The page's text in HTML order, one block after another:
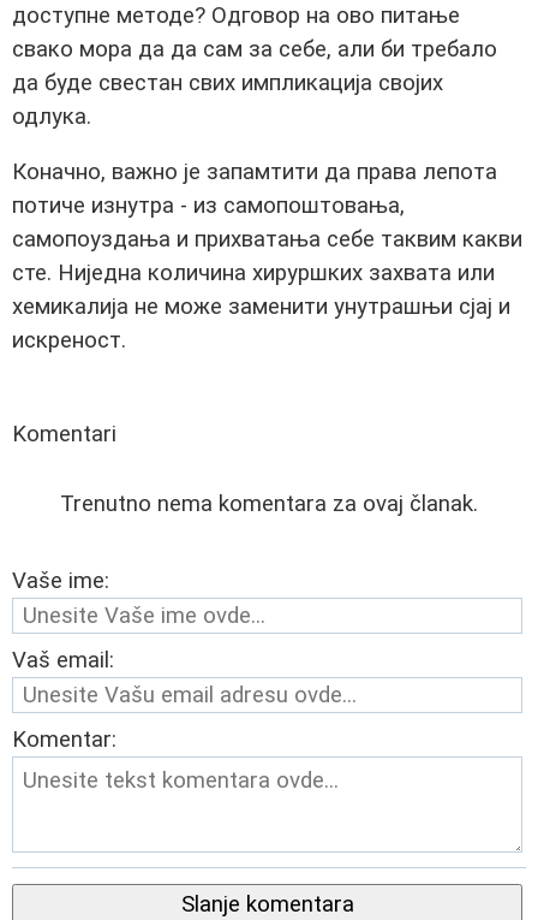
доступне методе? Одговор на ово питање
свако мора да да сам за себе, али би требало
да буде свестан свих импликација својих
одлука.
Коначно, важно је запамтити да права лепота
потиче изнутра - из самопоштовања,
самопоуздања и прихватања себе таквим какви
сте. Ниједна количина хируршких захвата или
хемикалија не може заменити унутрашњи сјај и
искреност.
Komentari
Trenutno nema komentara za ovaj članak.
Vaše ime:
Vaš email:
Komentar:
Slanje komentara